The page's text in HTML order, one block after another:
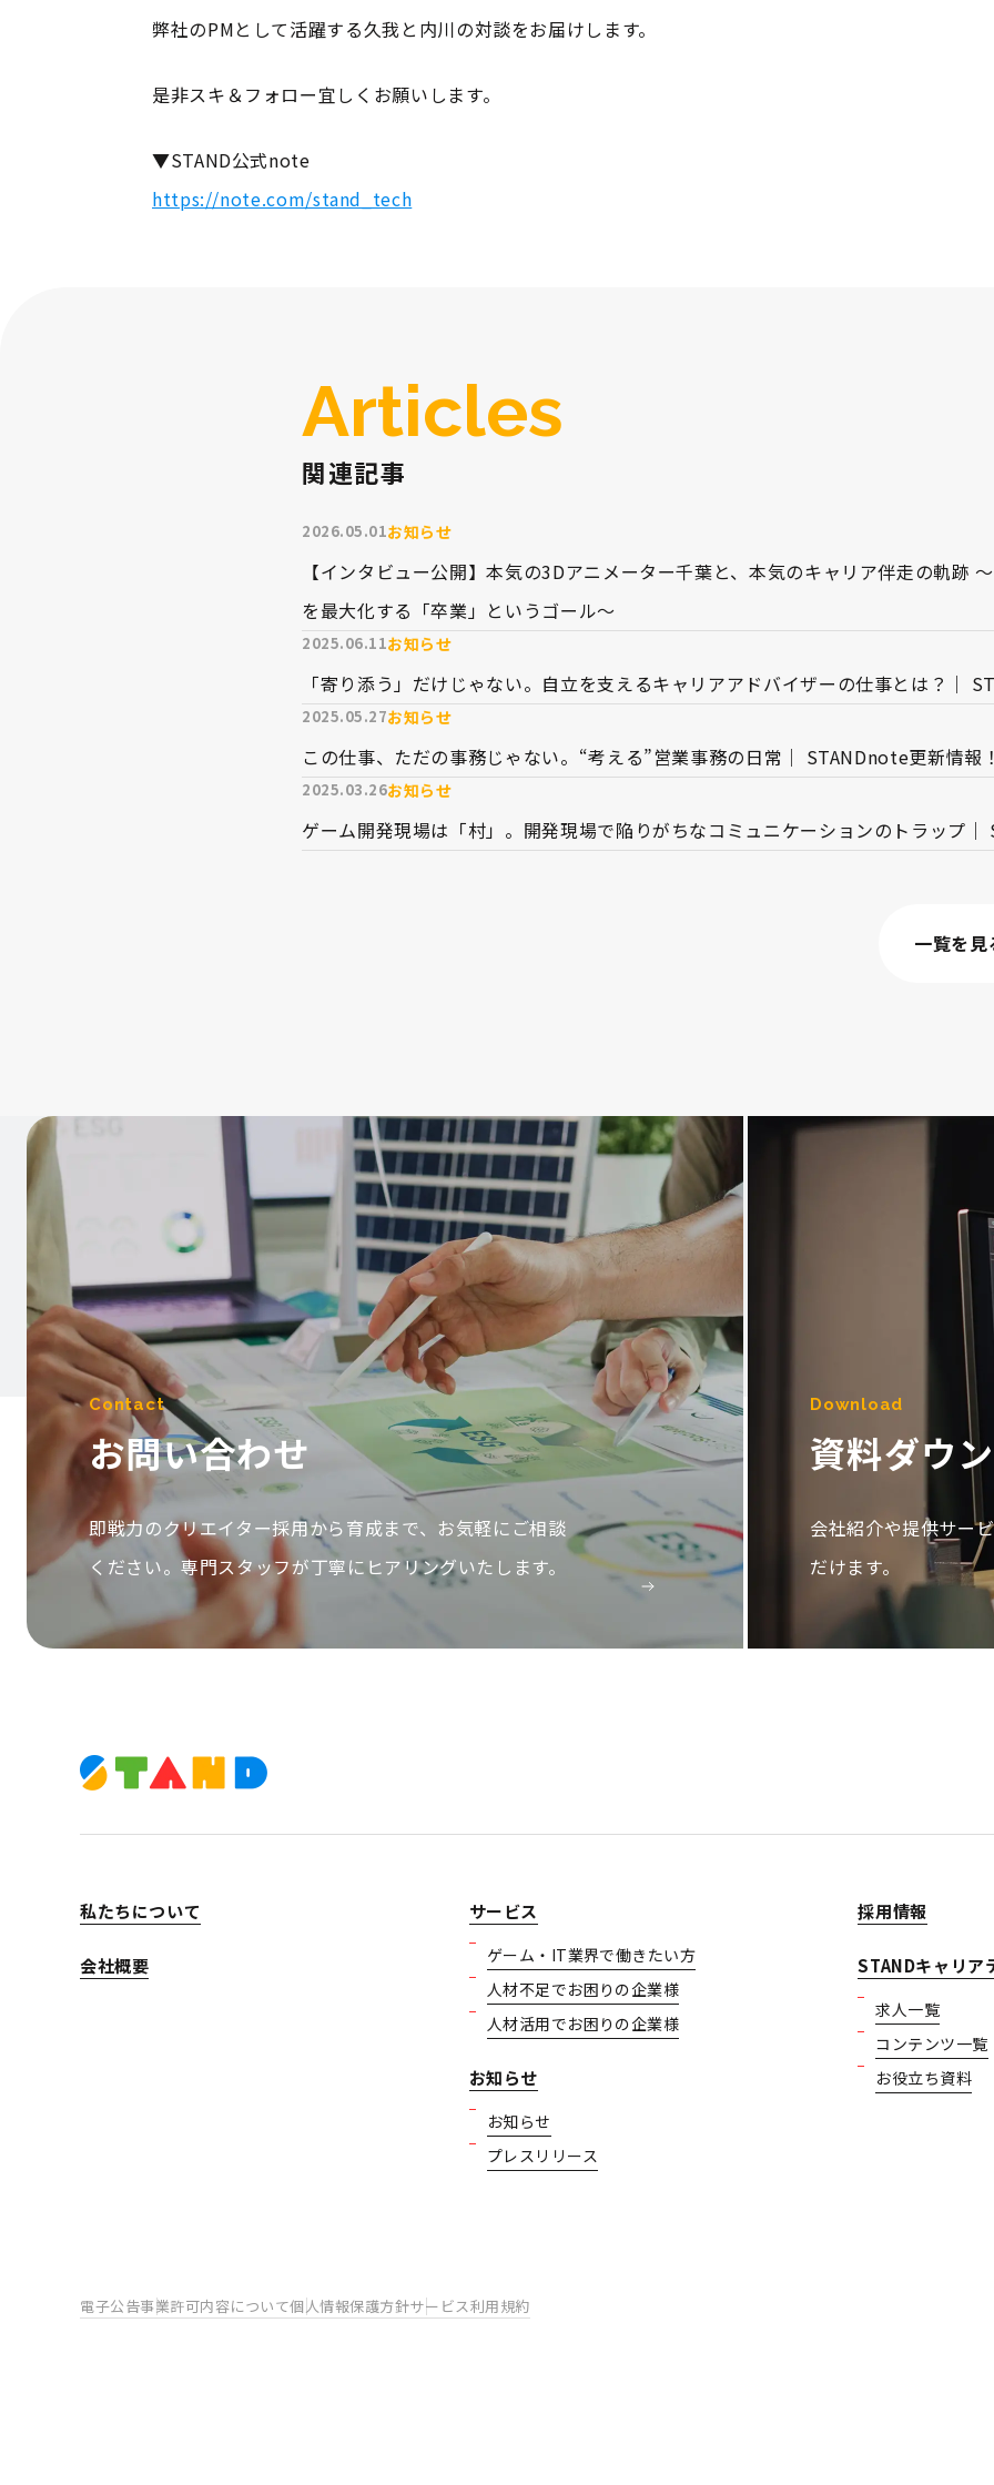
弊社のPMとして活躍する久我と内川の対談をお届けします。
是非スキ＆フォロー宜しくお願いします。
▼STAND公式note
https://note.com/stand_tech
Articles
関連記事
2026.05.01お知らせ
【インタビュー公開】本気の3Dアニメーター千葉と、本気のキャリア伴走の軌跡
を最大化する「卒業」というゴール〜
2025.06.11お知らせ
「寄り添う」だけじゃない。自立を支えるキャリアアドバイザーの仕事とは？｜
2025.05.27お知らせ
この仕事、ただの事務じゃない。“考える”営業事務の日常｜ STANDnote更新情報
2025.03.26お知らせ
ゲーム開発現場は「村」。開発現場で陥りがちなコミュニケーションのトラップ
一覧を見
Contact
お問い合わせ
即戦力のクリエイター採用から育成まで、お気軽にご相談
ください。専門スタッフが丁寧にヒアリングいたします。
Download
資料ダウ
会社紹介や提供サー
だけます。
私たちについて
会社概要
サービス
ゲーム・IT業界で働きたい方
人材不足でお困りの企業様
人材活用でお困りの企業様
お知らせ
お知らせ
プレスリリース
採用情報
STANDキャリア
求人一覧
コンテンツ一覧
お役立ち資料
電子公告事業許可内容について個人情報保護方針サービス利用規約